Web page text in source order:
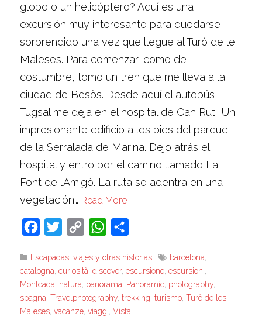
globo o un helicóptero? Aquí es una
excursión muy interesante para quedarse
sorprendido una vez que llegue al Turò de le
Maleses. Para comenzar, como de
costumbre, tomo un tren que me lleva a la
ciudad de Besòs. Desde aquí el autobús
Tugsal me deja en el hospital de Can Ruti. Un
impresionante edificio a los pies del parque
de la Serralada de Marina. Dejo atrás el
hospital y entro por el camino llamado La
Font de l’Amigò. La ruta se adentra en una
vegetación… Read More
Facebook
Twitter Copy
WhatsApp
Escapadas, viajes y otras historias barcelona
catalogna ,curiosità ,discover,escursione ,escursioni
Montcada natura panorama Panoramic photography
spagna ,Travelphotography ,trekking ,turismo ,Turò de les
Maleses ,vacanze ,viaggi ,Vista